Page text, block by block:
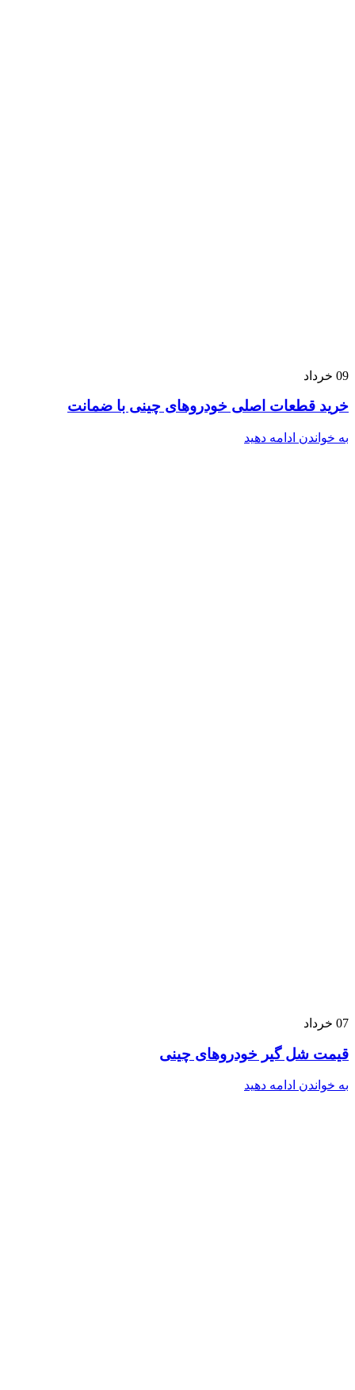
09 خرداد
خرید قطعات اصلی خودروهای چینی با ضمانت
به خواندن ادامه دهید
07 خرداد
قیمت شل گیر خودروهای چینی
به خواندن ادامه دهید